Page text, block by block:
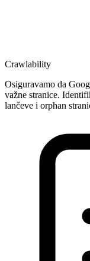
Crawlability
Osiguravamo da
važne stranice.
lančeve i orphan